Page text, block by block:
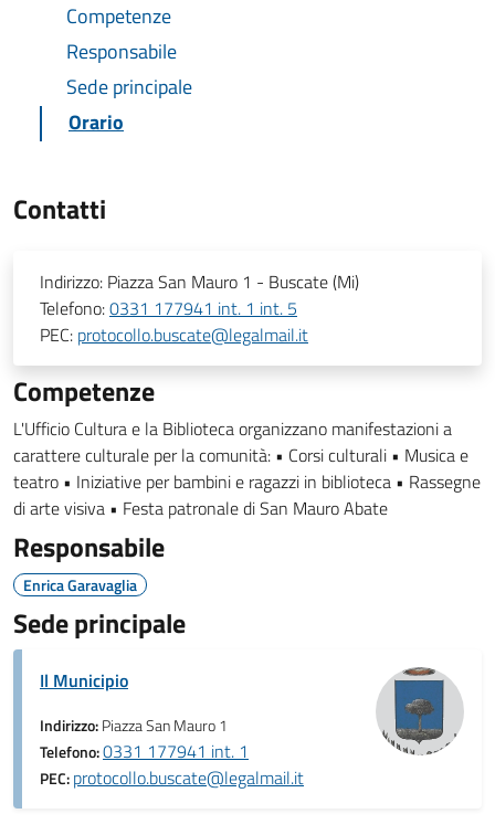
Competenze
Responsabile
Sede principale
Orario
Contatti
Indirizzo: Piazza San Mauro 1 - Buscate (Mi)
Telefono:0331 177941 int. 1 int. 5
PEC: protocollo.buscate@legalmail.it
Competenze
L'Ufficio Cultura e la Biblioteca organizzano manifestazioni a
carattere culturale per la comunità: • Corsi culturali • Musica e
teatro • Iniziative per bambini e ragazzi in biblioteca • Rassegne
di arte visiva • Festa patronale di San Mauro Abate
Responsabile
Enrica Garavaglia
Sede principale
Il Municipio
Indirizzo:Piazza San Mauro 1
Telefono:0331 177941 int. 1
PEC:protocollo.buscate@legalmail.it